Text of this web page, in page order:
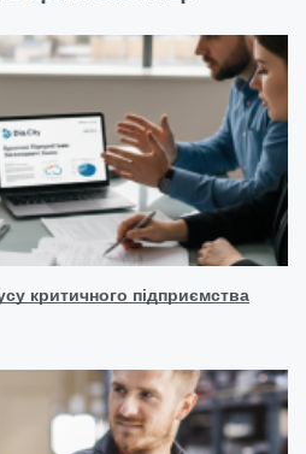
критичного підприємства